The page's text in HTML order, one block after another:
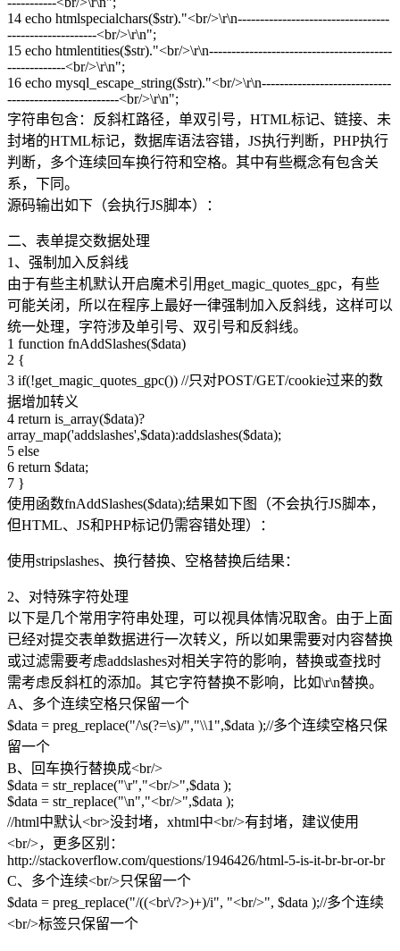
14 echo htmlspecialchars($str)."<br/>\r\n----------------------------------
--------------------<br/>\r\n";
15 echo htmlentities($str)."<br/>\r\n-----------------------------------------
-------------<br/>\r\n";
16 echo mysql_escape_string($str)."<br/>\r\n-----------------------------
-------------------------<br/>\r\n";
字符串包含：反斜杠路径，单双引号，HTML标记、链接、未
封堵的HTML标记，数据库语法容错，JS执行判断，PHP执行
判断，多个连续回车换行符和空格。其中有些概念有包含关
系，下同。
源码输出如下（会执行JS脚本）：
二、表单提交数据处理
1、强制加入反斜线
由于有些主机默认开启魔术引用get_magic_quotes_gpc，有些
可能关闭，所以在程序上最好一律强制加入反斜线，这样可以
统一处理，字符涉及单引号、双引号和反斜线。
1 function fnAddSlashes($data)
2 {
3 if(!get_magic_quotes_gpc()) //只对POST/GET/cookie过来的数
据增加转义
4 return is_array($data)?
array_map('addslashes',$data):addslashes($data);
5 else
6 return $data;
7 }
使用函数fnAddSlashes($data);结果如下图（不会执行JS脚本，
但HTML、JS和PHP标记仍需容错处理）：
使用stripslashes、换行替换、空格替换后结果：
2、对特殊字符处理
以下是几个常用字符串处理，可以视具体情况取舍。由于上面
已经对提交表单数据进行一次转义，所以如果需要对内容替换
或过滤需要考虑addslashes对相关字符的影响，替换或查找时
需考虑反斜杠的添加。其它字符替换不影响，比如\r\n替换。
A、多个连续空格只保留一个
$data = preg_replace("/\s(?=\s)/","\\1",$data );//多个连续空格只保
留一个
B、回车换行替换成<br/>
$data = str_replace("\r","<br/>",$data );
$data = str_replace("\n","<br/>",$data );
//html中默认<br>没封堵，xhtml中<br/>有封堵，建议使用
<br/>，更多区别：
http://stackoverflow.com/questions/1946426/html-5-is-it-br-br-or-br
C、多个连续<br/>只保留一个
$data = preg_replace("/((<br\/?>)+)/i", "<br/>", $data );//多个连续
<br/>标签只保留一个